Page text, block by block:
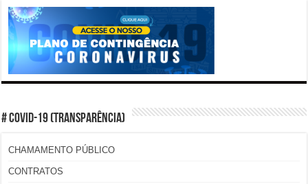
# COVID-19 (TRANSPARÊNCIA)
CHAMAMENTO PÚBLICO
CONTRATOS